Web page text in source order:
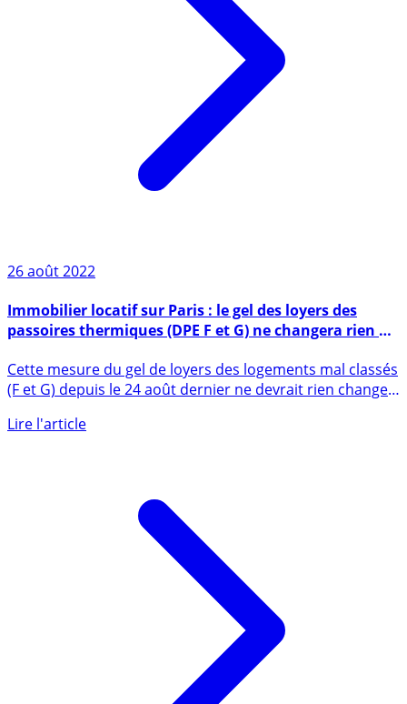
26 août 2022
passoires thermiques (DPE F et G) ne changera rien à
la situation actuelle
(F et G) depuis le 24 août dernier ne devrait rien changer